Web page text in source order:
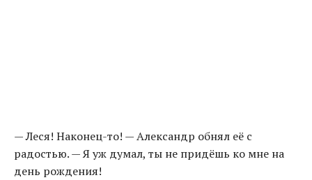
— Леся! Наконец-то! — Александр обнял её с
радостью. — Я уж думал, ты не придёшь ко мне на
день рождения!